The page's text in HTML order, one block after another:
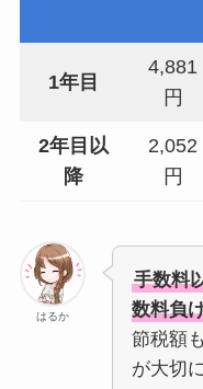
1年目
4,881
円
2年目以
降
2,052
円
はるか
手数料
数料負
節税額
が大切